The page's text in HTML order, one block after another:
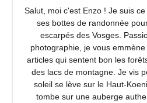
Salut, moi c'est Enzo ! Je suis
ses bottes de randonnée
escarpés des Vosges.
photographie, je vous
articles qui sentent bon les
des lacs de montagne. Je vis
soleil se lève sur le Haut-
tombe sur une auberge